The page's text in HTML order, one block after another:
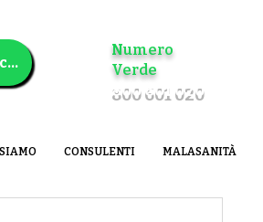
Parla con il nostro team di esperti e raccontaci il tuo caso
800 601 020
Numero
Verde
CONSULENTI MALASANITÀ